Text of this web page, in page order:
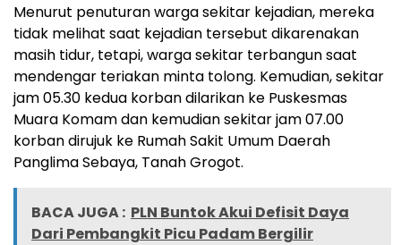
Menurut penuturan warga sekitar kejadian, mereka
tidak melihat saat kejadian tersebut dikarenakan
masih tidur, tetapi, warga sekitar terbangun saat
mendengar teriakan minta tolong. Kemudian, sekitar
jam 05.30 kedua korban dilarikan ke Puskesmas
Muara Komam dan kemudian sekitar jam 07.00
korban dirujuk ke Rumah Sakit Umum Daerah
Panglima Sebaya, Tanah Grogot.
BACA JUGA : PLN Buntok Akui Defisit Daya
Dari Pembangkit Picu Padam Bergilir